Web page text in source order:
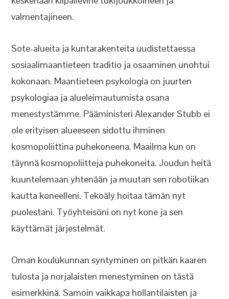
valmentajineen.
Sote-alueita ja kuntarakenteita uudistettaessa
sosiaalimaantieteen traditio ja osaaminen unohtui
kokonaan. Maantieteen psykologia on juurten
psykologiaa ja alueleimautumista osana
menestystämme. Pääministeri Alexander Stubb ei
ole erityisen alueeseen sidottu ihminen
kosmopoliittina puhekoneena. Maailma kun on
täynnä kosmopoliitteja puhekoneita. Joudun heitä
kuuntelemaan yhtenään ja muutan sen robotiikan
kautta koneelleni. Tekoäly hoitaa tämän nyt
puolestani. Työyhteisöni on nyt kone ja sen
käyttämät järjestelmät.
Oman koulukunnan syntyminen on pitkän kaaren
tulosta ja norjalaisten menestyminen on tästä
esimerkkinä. Samoin vaikkapa hollantilaisten ja